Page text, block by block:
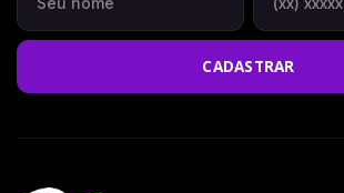
CADASTRAR